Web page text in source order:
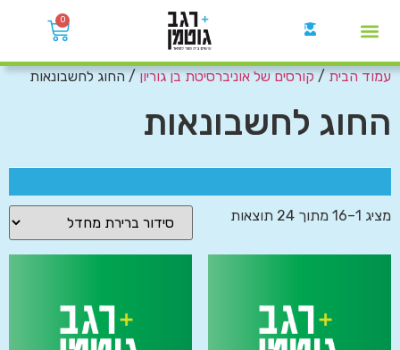
0
עמוד הבית/קורסים של אוניברסיטת בן גוריון/ החוג לחשבונאות
החוג לחשבונאות
מציג 1–16 מתוך 24 תוצאות